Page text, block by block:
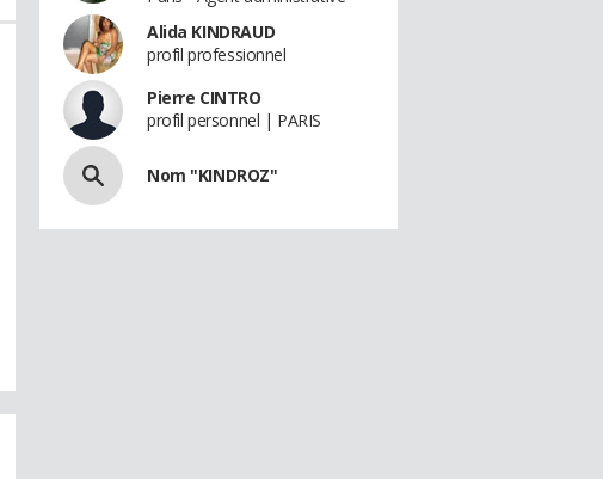
Alida KINDRAUD
profil professionnel
Pierre CINTRO
profil personnel | PARIS
Nom "KINDROZ"